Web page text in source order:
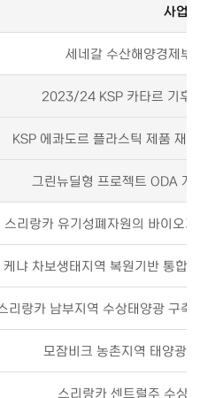
사업명
세네갈 수산해양경제부
2023/24 KSP 카타르 기후
KSP 에콰도르 플라스틱 제품 재
그린뉴딜형 프로젝트 ODA
스리랑카 유기성폐자원의 바이오
케냐 차보생태지역 복원기반 통합
리랑카 남부지역 수상태양광 구
모잠비크 농촌지역 태양광
스리랑카 센트럴주 수상